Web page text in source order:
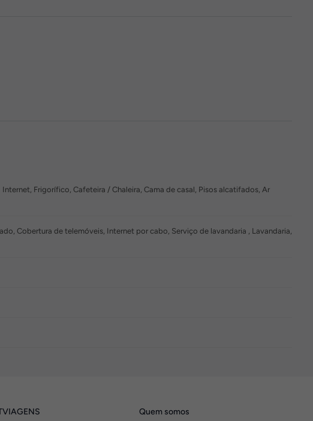
Frigorífico, Cafeteira / Chaleira, Cama de casal, Pisos alcatifados, Ar
Cobertura de telemóveis, Internet por cabo, Serviço de lavandaria , Lavandaria,
Quem somos